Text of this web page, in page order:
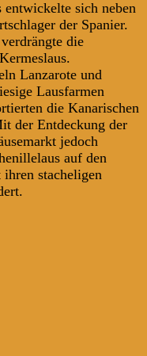
entwickelte sich neben
der Spanier.
die
Lanzarote und
Lausfarmen
die Kanarischen
der Entdeckung der
jedoch
auf den
stacheligen